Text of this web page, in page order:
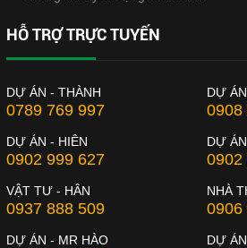
HỖ TRỢ TRỰC TUYẾN
DỰ ÁN - THÀNH
0789 769 997
DỰ
0908
DỰ ÁN - HIÊN
0902 999 627
DỰ
0902
VẬT TƯ - HÂN
0937 888 509
NHÀ
0906
DỰ ÁN - MR HÀO DỰ